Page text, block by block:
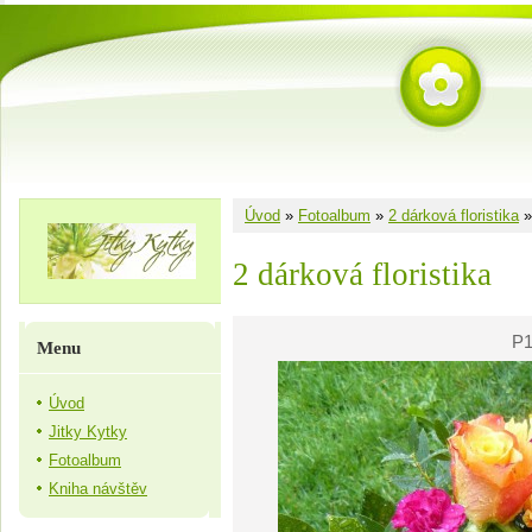
Úvod » Fotoalbum » 2 dárková floristika
2 dárková floristika
Menu
Úvod
Jitky Kytky
Fotoalbum
Kniha návštěv